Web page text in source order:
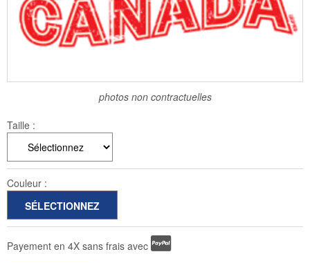
photos non contractuelles
Taille :
Couleur :
Payement en 4X sans frais avec